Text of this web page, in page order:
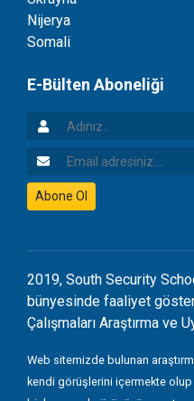
Nijerya
Somali
E-Bülten Aboneliği
Adınız
Email Adresiniz
Abone Ol
2019, South Security
bünyesinde faaliyet
Çalışmaları Araştırma ve
Web sitemizde bulunan
kendi görüşlerini içermekte